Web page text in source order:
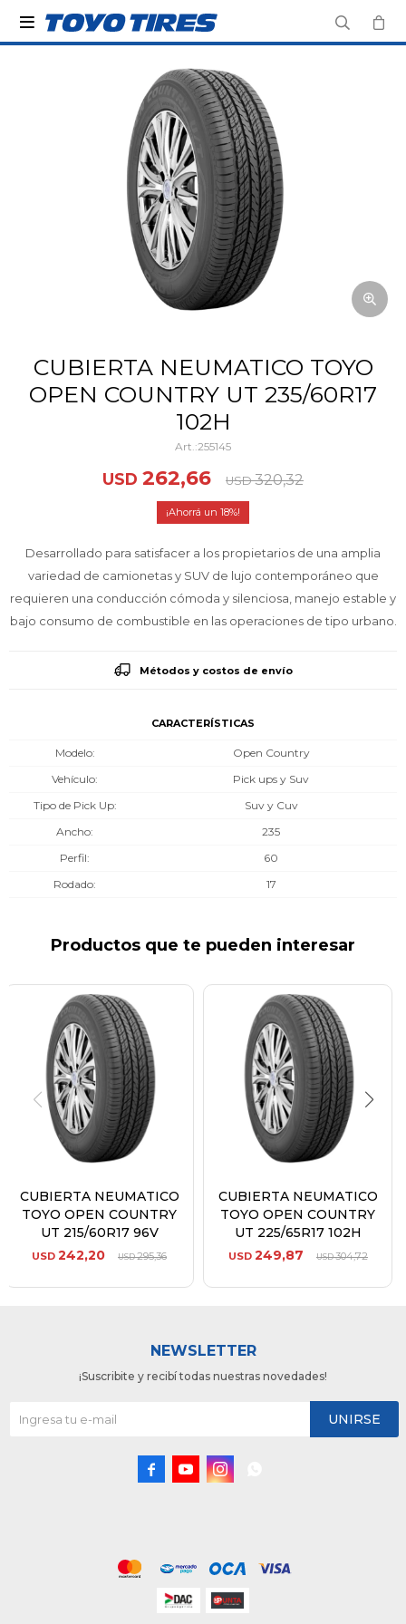

CUBIERTA NEUMATICO TOYO
OPEN COUNTRY UT 235/60R17
102H
255145
USD 262,66 USD 320,32
18
Desarrollado para satisfacer a los propietarios de una amplia
variedad de camionetas y SUV de lujo contemporáneo que
requieren una conducción cómoda y silenciosa, manejo estable y
bajo consumo de combustible en las operaciones de tipo urbano.
Métodos y costos de envío
CARACTERÍSTICAS
Modelo
Open Country
Vehículo
Pick ups y Suv
Tipo de Pick Up
Suv y Cuv
Ancho
235
Perfil
60
Rodado
17
Productos que te pueden interesar
CUBIERTA NEUMATICO
TOYO OPEN COUNTRY
UT 215/60R17 96V
USD 242,20 USD295,36
CUBIERTA NEUMATICO
TOYO OPEN COUNTRY
UT 225/65R17 102H
USD 249,87 USD304,72
NEWSLETTER
¡Suscribite y recibí todas nuestras novedades!
UNIRSE
  